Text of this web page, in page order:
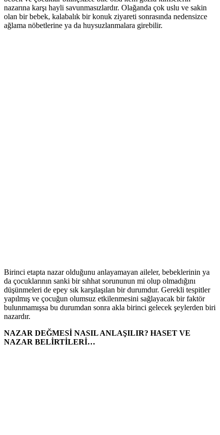
nazarına karşı hayli savunmasızlardır. Olağanda çok uslu ve sakin
olan bir bebek, kalabalık bir konuk ziyareti sonrasında nedensizce
ağlama nöbetlerine ya da huysuzlanmalara girebilir.
Birinci etapta nazar olduğunu anlayamayan aileler, bebeklerinin ya
da çocuklarının sanki bir sıhhat sorununun mi olup olmadığını
düşünmeleri de epey sık karşılaşılan bir durumdur. Gerekli tespitler
yapılmış ve çocuğun olumsuz etkilenmesini sağlayacak bir faktör
bulunmamışsa bu durumdan sonra akla birinci gelecek şeylerden biri
nazardır.
NAZAR DEĞMESİ NASIL ANLAŞILIR? HASET VE
NAZAR BELİRTİLERİ…